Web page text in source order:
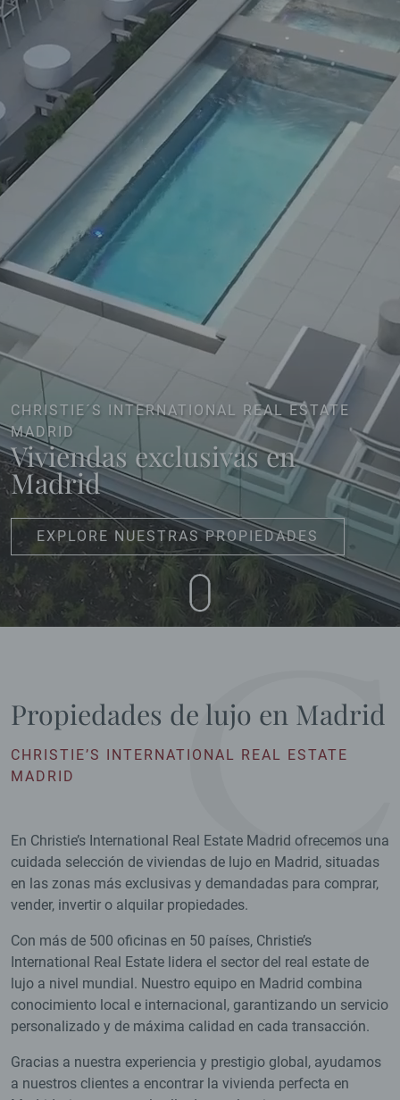
CHRISTIE´S INTERNATIONAL REAL ESTATE
MADRID
Viviendas exclusivas en
Madrid
EXPLORE NUESTRAS PROPIEDADES
Propiedades de lujo en Madrid
CHRISTIE’S INTERNATIONAL REAL ESTATE
MADRID
En Christie’s International Real Estate Madrid ofrecemos una
cuidada selección de viviendas de lujo en Madrid, situadas
en las zonas más exclusivas y demandadas para comprar,
vender, invertir o alquilar propiedades.
Con más de 500 oficinas en 50 países, Christie’s
International Real Estate lidera el sector del real estate de
lujo a nivel mundial. Nuestro equipo en Madrid combina
conocimiento local e internacional, garantizando un servicio
personalizado y de máxima calidad en cada transacción.
Gracias a nuestra experiencia y prestigio global, ayudamos
a nuestros clientes a encontrar la vivienda perfecta en